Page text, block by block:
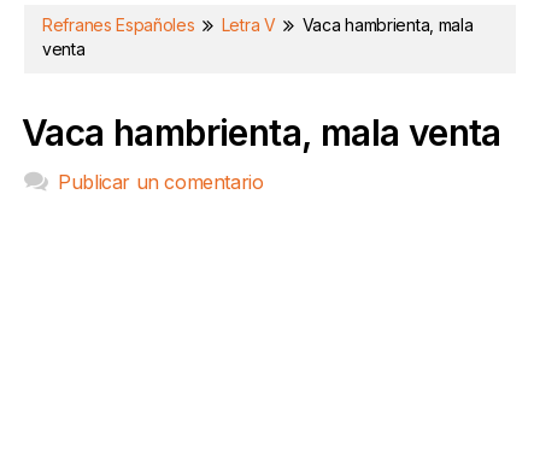
Refranes Españoles Letra V
Vaca hambrienta, mala
venta
Vaca hambrienta, mala venta
Publicar un comentario